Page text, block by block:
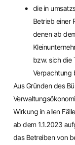
die in
Betrieb einer
denen ab
bzw. sich die
Verpachtung
Aus Gründen des
Wirkung in allen
ab dem 1.1.2023
das Betreiben von